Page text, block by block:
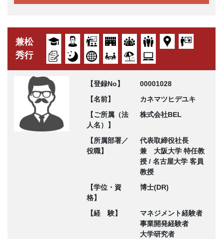
兼松
秀行
【登録No】
00001028
【名前】
カネマツヒデユキ
【ご所属（法
人名）】
株式会社BEL
【所属部署／
役職】
代表取締役社長
兼 大阪大学 特任教
授 / 名古屋大学 客員
教授
【学位・資
格】
博士(DR)
【経 験】
マネジメント経験者
事業開発経験者
大学研究者